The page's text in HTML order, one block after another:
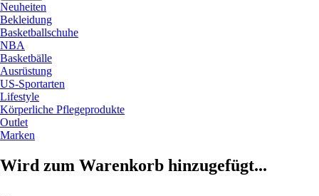
Neuheiten
Bekleidung
Basketballschuhe
NBA
Basketbälle
Ausrüstung
US-Sportarten
Lifestyle
Körperliche Pflegeprodukte
Outlet
Marken
Wird zum Warenkorb hinzugefügt...